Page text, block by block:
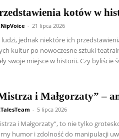
kotów w
- 21 lipca 2026
jednak niektóre ich
kultur po nowoczesne sztuki
swoje miejsce w historii. Czy byliście
i Małgorzaty” –
- 5 lipca 2026
i Małgorzaty”, to nie tylko
humor i zdolność do manipulacji